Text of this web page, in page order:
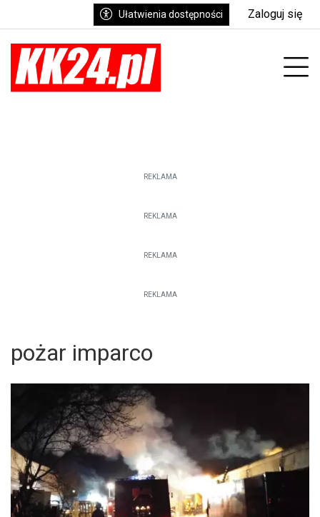
Ułatwienia dostępności Zaloguj się
REKLAMA
REKLAMA
REKLAMA
REKLAMA
pożar imparco